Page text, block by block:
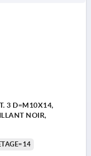
3 D=M10X14,
NOIR,